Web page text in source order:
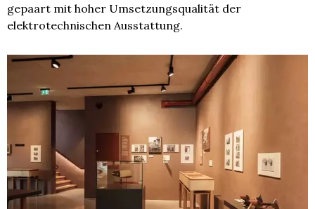
gepaart mit hoher Umsetzungsqualität der
elektrotechnischen Ausstattung.